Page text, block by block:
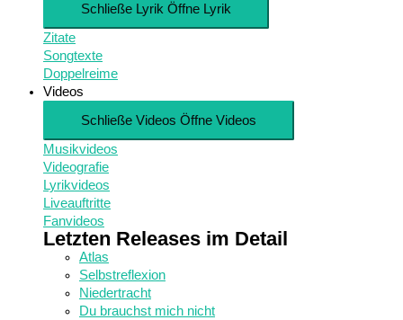
Schließe Lyrik Öffne Lyrik
Zitate
Songtexte
Doppelreime
Videos
Schließe Videos Öffne Videos
Musikvideos
Videografie
Lyrikvideos
Liveauftritte
Fanvideos
Letzten Releases im Detail
Atlas
Selbstreflexion
Niedertracht
Du brauchst mich nicht